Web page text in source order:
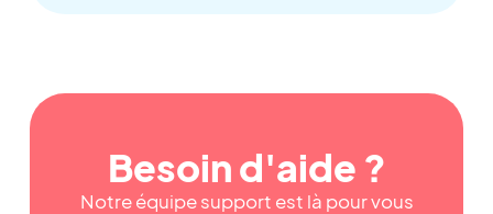
Besoin d'aide ?
Notre équipe support est là pour vous